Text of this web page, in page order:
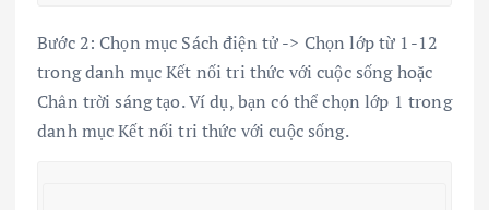
Bước 2: Chọn mục Sách điện tử -> Chọn lớp từ 1-12
trong danh mục Kết nối tri thức với cuộc sống hoặc
Chân trời sáng tạo. Ví dụ, bạn có thể chọn lớp 1 trong
danh mục Kết nối tri thức với cuộc sống.